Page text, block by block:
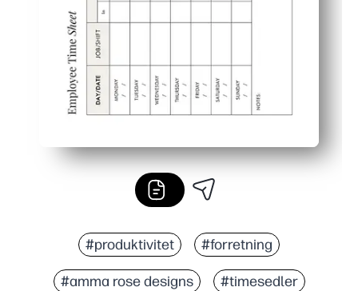
#produktivitet #forretning
#amma rose designs #timesedler